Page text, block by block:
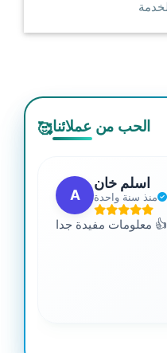
🥰الحب من عملائنا
A
اسلم خان
منذ سنة واحدة
معلومات مفيدة جدا 👍